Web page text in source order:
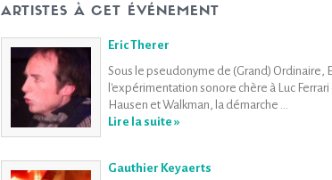
ARTISTES À CET ÉVÉNEMENT
Eric Therer
Sous le pseudonyme de (Grand) Ordinaire,
l'expérimentation sonore chère à Luc
Hausen et Walkman, la démarche ...
Lire la suite »
Gauthier Keyaerts